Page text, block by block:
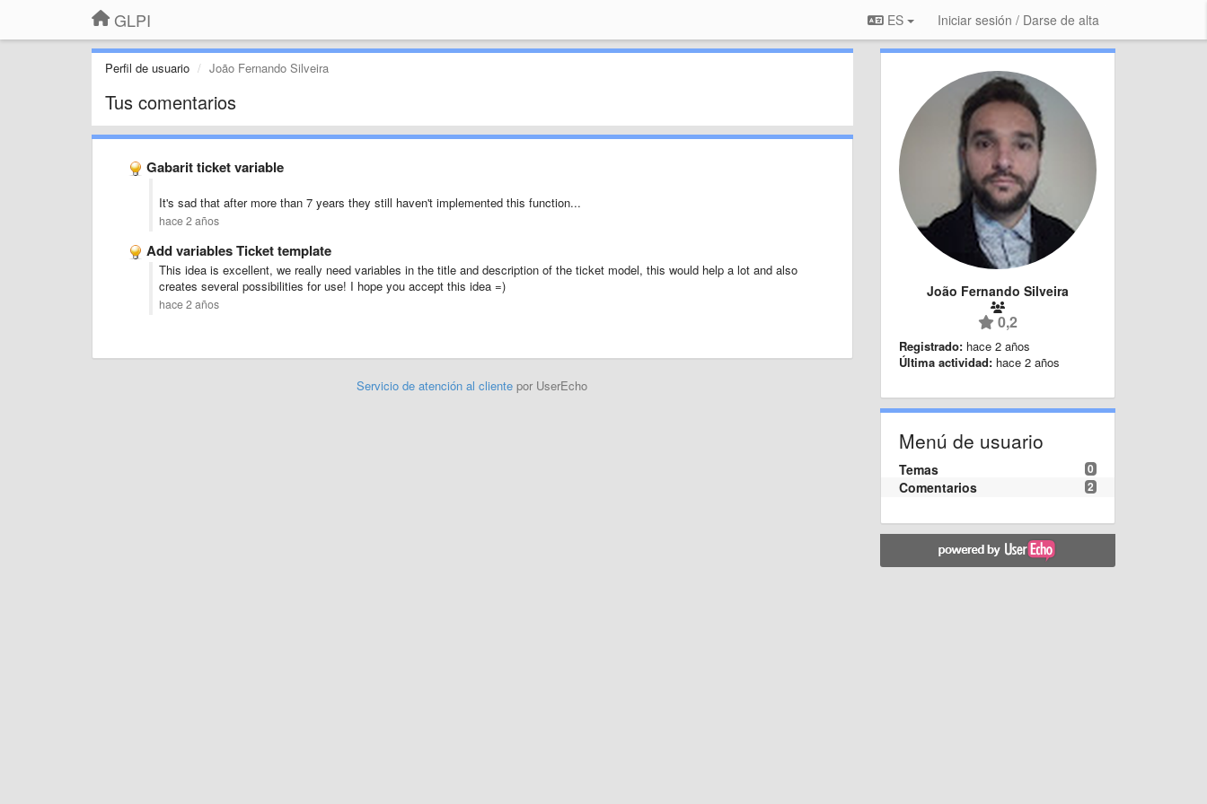
GLPI ES Iniciar sesión / Darse de alta
Perfil de usuario João Fernando Silveira
Tus comentarios
Gabarit ticket variable
It's sad that after more than 7 years they still haven't implemented this function...
hace 2 años
Add variables Ticket template
This idea is excellent, we really need variables in the title and description of the ticket model, this would help a lot and also
creates several possibilities for use! I hope you accept this idea =)
hace 2 años
Servicio de atención al clientepor UserEcho
João Fernando Silveira
0,2
Registrado: hace 2 años
Última actividad: hace 2 años
Menú de usuario
0
Temas
2
Comentarios